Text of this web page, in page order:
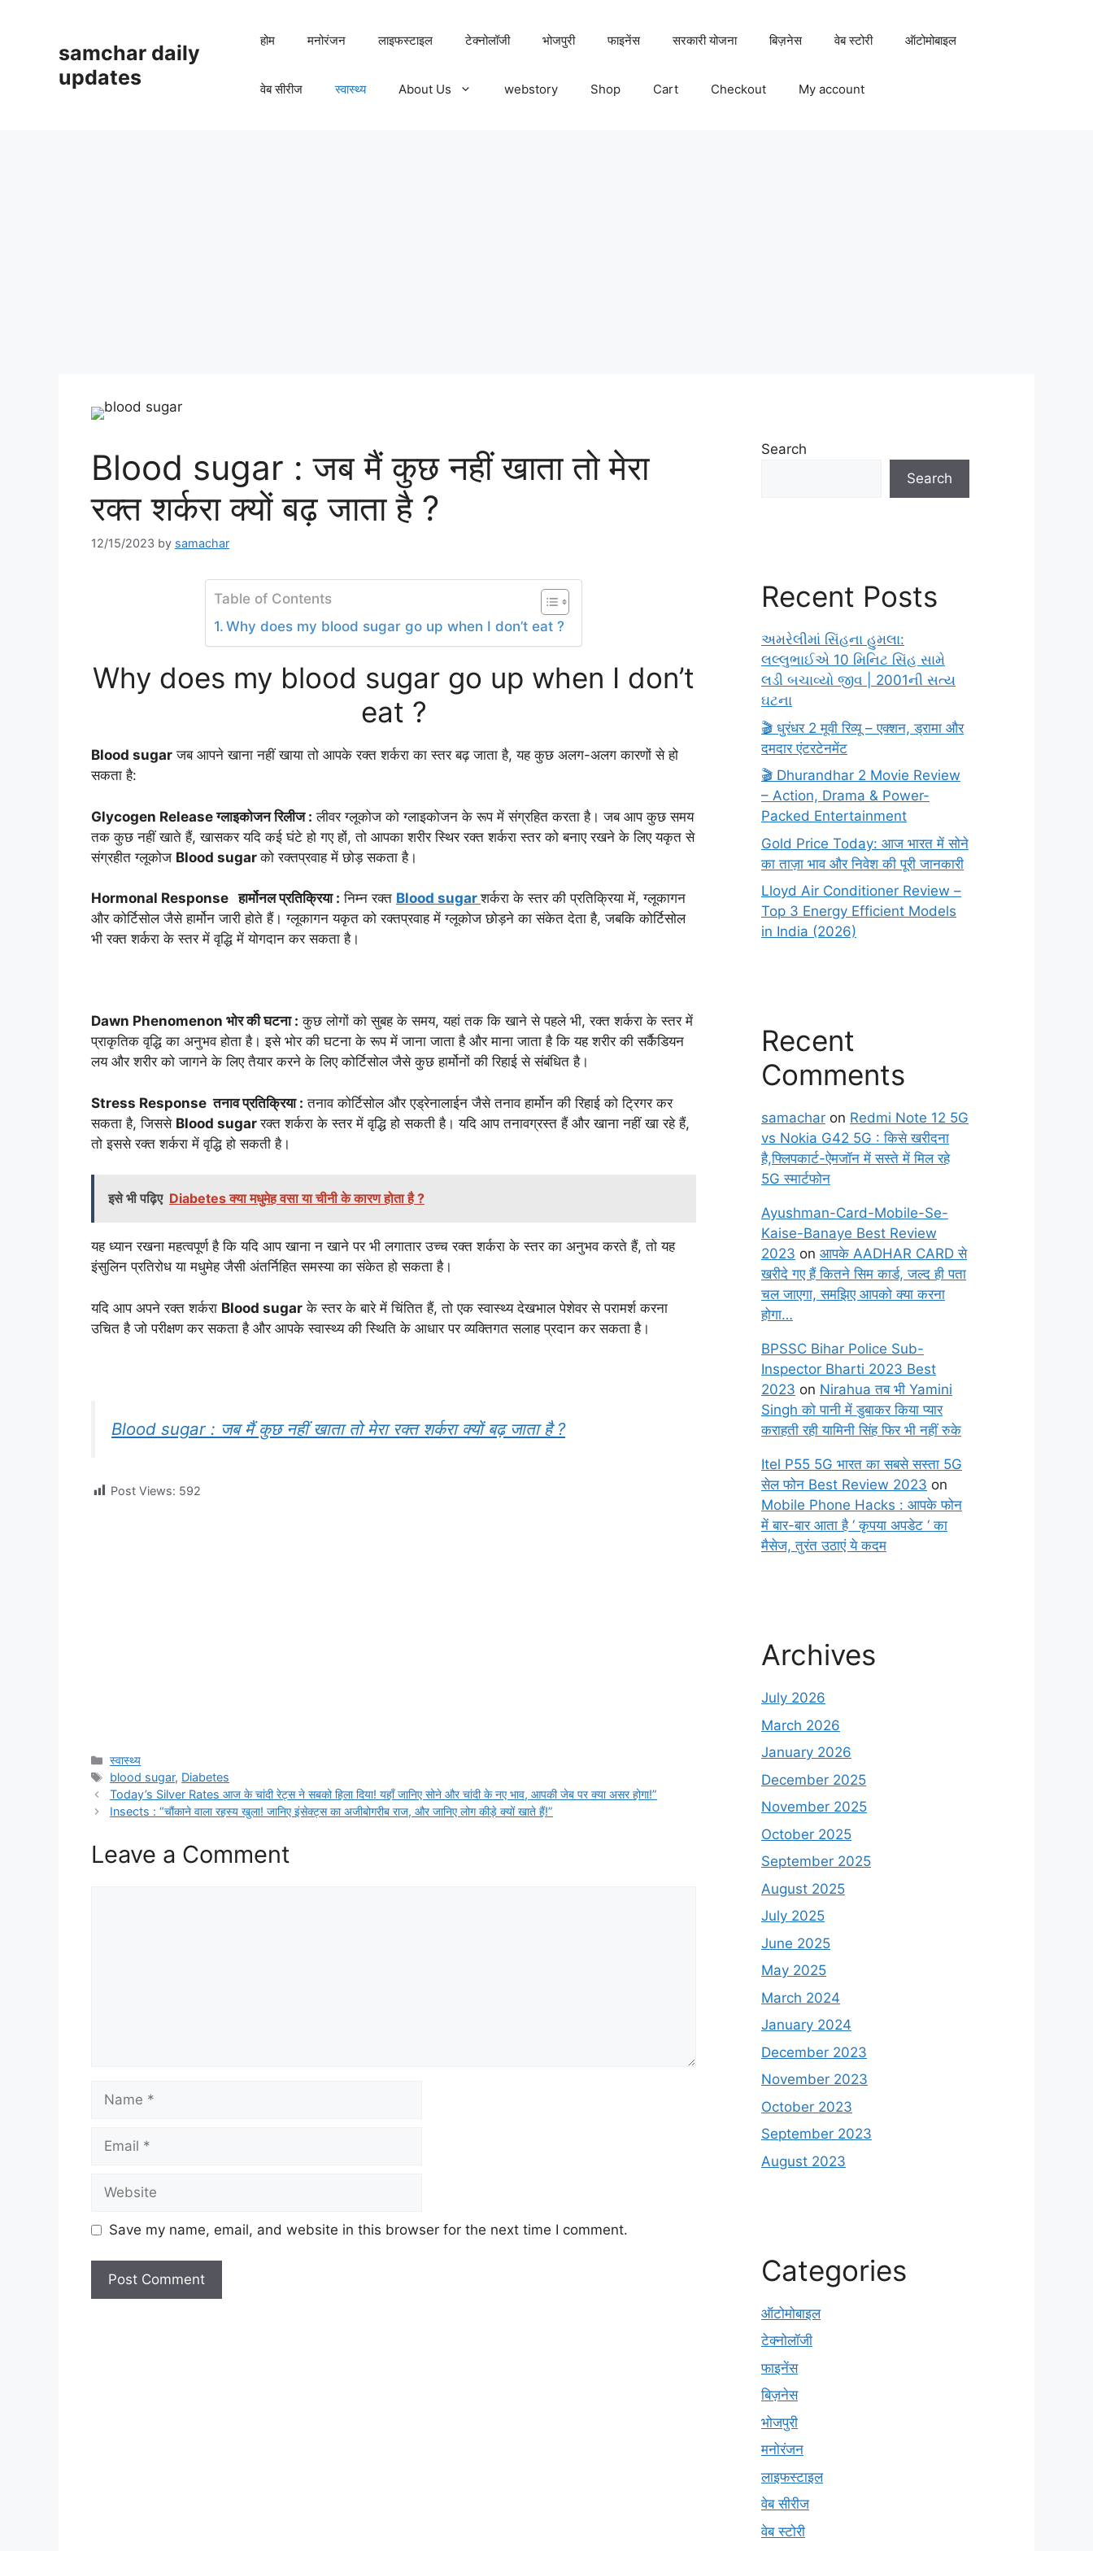
samchar daily
updates
होम मनोरंजन लाइफस्टाइल टेक्नोलॉजी भोजपुरी फाइनेंस सरकारी योजना बिज़नेस वेब स्टोरी ऑटोमोबाइल
वेब सीरीज स्वास्थ्य About Us webstory Shop Cart Checkout My account
Blood sugar : जब मैं कुछ नहीं खाता तो मेरा
रक्त शर्करा क्यों बढ़ जाता है ?
12/15/2023 by samachar
Table of Contents
Why does my blood sugar go up when I don’t eat ?
Why does my blood sugar go up when I don’t
eat ?
Blood sugar जब आपने खाना नहीं खाया तो आपके रक्त शर्करा का स्तर बढ़ जाता है, यह कुछ अलग-अलग कारणों से हो
सकता है:
Glycogen Release ग्लाइकोजन रिलीज : लीवर ग्लूकोज को ग्लाइकोजन के रूप में संग्रहित करता है। जब आप कुछ समय
तक कुछ नहीं खाते हैं, खासकर यदि कई घंटे हो गए हों, तो आपका शरीर स्थिर रक्त शर्करा स्तर को बनाए रखने के लिए यकृत से
संग्रहीत ग्लूकोज Blood sugarको रक्तप्रवाह में छोड़ सकता है।
Hormonal Response हार्मोनल प्रतिक्रिया : निम्न रक्त Blood sugarशर्करा के स्तर की प्रतिक्रिया में, ग्लूकागन
और कोर्टिसोल जैसे हार्मोन जारी होते हैं। ग्लूकागन यकृत को रक्तप्रवाह में ग्लूकोज छोड़ने का संकेत देता है, जबकि कोर्टिसोल
भी रक्त शर्करा के स्तर में वृद्धि में योगदान कर सकता है।
Dawn Phenomenon भोर की घटना : कुछ लोगों को सुबह के समय, यहां तक कि खाने से पहले भी, रक्त शर्करा के स्तर में
प्राकृतिक वृद्धि का अनुभव होता है। इसे भोर की घटना के रूप में जाना जाता है और माना जाता है कि यह शरीर की सर्कैडियन
लय और शरीर को जागने के लिए तैयार करने के लिए कोर्टिसोल जैसे कुछ हार्मोनों की रिहाई से संबंधित है।
Stress Response तनाव प्रतिक्रिया : तनाव कोर्टिसोल और एड्रेनालाईन जैसे तनाव हार्मोन की रिहाई को ट्रिगर कर
सकता है, जिससे Blood sugarरक्त शर्करा के स्तर में वृद्धि हो सकती है। यदि आप तनावग्रस्त हैं और खाना नहीं खा रहे हैं,
तो इससे रक्त शर्करा में वृद्धि हो सकती है।
इसे भी पढ़िए Diabetes क्या मधुमेह वसा या चीनी के कारण होता है ?
यह ध्यान रखना महत्वपूर्ण है कि यदि आप खाना न खाने पर भी लगातार उच्च रक्त शर्करा के स्तर का अनुभव करते हैं, तो यह
इंसुलिन प्रतिरोध या मधुमेह जैसी अंतर्निहित समस्या का संकेत हो सकता है।
यदि आप अपने रक्त शर्करा Blood sugar के स्तर के बारे में चिंतित हैं, तो एक स्वास्थ्य देखभाल पेशेवर से परामर्श करना
उचित है जो परीक्षण कर सकता है और आपके स्वास्थ्य की स्थिति के आधार पर व्यक्तिगत सलाह प्रदान कर सकता है।
Blood sugar : जब मैं कुछ नहीं खाता तो मेरा रक्त शर्करा क्यों बढ़ जाता है ?
Post Views: 592
Categories
स्वास्थ्य
Tags
blood sugar, Diabetes
Today’s Silver Rates आज के चांदी रेट्स ने सबको हिला दिया! यहाँ जानिए सोने और चांदी के नए भाव, आपकी जेब पर क्या असर होगा!”
Insects : “चौंकाने वाला रहस्य खुला! जानिए इंसेक्ट्स का अजीबोगरीब राज, और जानिए लोग कीड़े क्यों खाते हैं!”
Leave a Comment
Save my name, email, and website in this browser for the next time I comment.
Search
Search
Recent Posts
અમરેલીમાં સિંહના હુમલા:
લલ્લુભાઈએ 10 મિનિટ સિંહ સામે
લડી બચાવ્યો જીવ | 2001ની સત્ય
ઘટના
🎬 धुरंधर 2 मूवी रिव्यू – एक्शन, ड्रामा और
दमदार एंटरटेनमेंट
🎬 Dhurandhar 2 Movie Review
– Action, Drama & Power-
Packed Entertainment
Gold Price Today: आज भारत में सोने
का ताज़ा भाव और निवेश की पूरी जानकारी
Lloyd Air Conditioner Review –
Top 3 Energy Efficient Models
in India (2026)
Recent
Comments
samachar on Redmi Note 12 5G
vs Nokia G42 5G : किसे खरीदना
है,फ्लिपकार्ट-ऐमजॉन में सस्ते में मिल रहे
5G स्मार्टफोन
Ayushman-Card-Mobile-Se-
Kaise-Banaye Best Review
2023 on आपके AADHAR CARD से
खरीदे गए हैं कितने सिम कार्ड, जल्द ही पता
चल जाएगा, समझिए आपको क्या करना
होगा…
BPSSC Bihar Police Sub-
Inspector Bharti 2023 Best
2023 on Nirahua तब भी Yamini
Singh को पानी में डुबाकर किया प्यार
कराहती रही यामिनी सिंह फिर भी नहीं रुके
Itel P55 5G भारत का सबसे सस्ता 5G
सेल फोन Best Review 2023 on
Mobile Phone Hacks : आपके फोन
में बार-बार आता है ‘ कृपया अपडेट ‘ का
मैसेज, तुरंत उठाएं ये कदम
Archives
July 2026
March 2026
January 2026
December 2025
November 2025
October 2025
September 2025
August 2025
July 2025
June 2025
May 2025
March 2024
January 2024
December 2023
November 2023
October 2023
September 2023
August 2023
Categories
ऑटोमोबाइल
टेक्नोलॉजी
फाइनेंस
बिज़नेस
भोजपुरी
मनोरंजन
लाइफस्टाइल
वेब सीरीज
वेब स्टोरी